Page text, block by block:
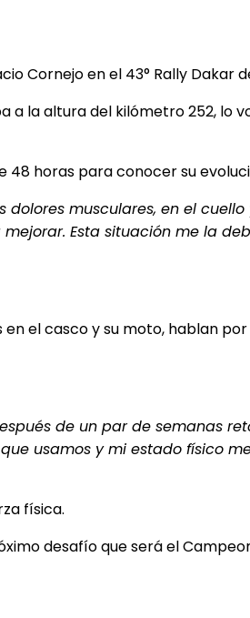
Cornejo en el 43° Rally Dakar
la altura del kilómetro 252, lo
48 horas para conocer su
dolores musculares, en el
Esta situación me la
el casco y su moto, hablan
de un par de semanas
usamos y mi estado físico
física.
desafío que será el